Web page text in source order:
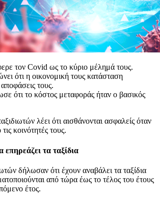
τον Covid ως το κύριο μέλημά τους.
ότι η οικονομική τους κατάσταση
αποφάσεις τους.
ότι το κόστος μεταφοράς ήταν ο βασικός
λέει ότι αισθάνονται ασφαλείς όταν
κοινότητές τους.
τα ταξίδια
δήλωσαν ότι έχουν αναβάλει τα ταξίδια
από τώρα έως το τέλος του έτους
έτος.